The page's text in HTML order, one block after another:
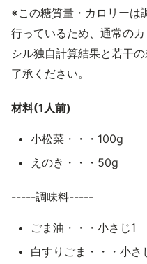
※この糖質量・カロリーは
行っているため、通常の
シル独自計算結果と若干
了承ください。
材料(1人前)
小松菜・・・100g
えのき・・・50g
-----調味料-----
ごま油・・・小さじ1
白すりごま・・・小さ